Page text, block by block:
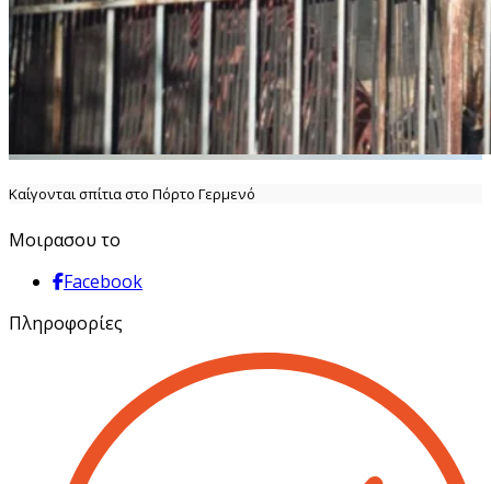
Καίγονται σπίτια στο Πόρτο Γερμενό
Μοιρασου το
Facebook
Πληροφορίες